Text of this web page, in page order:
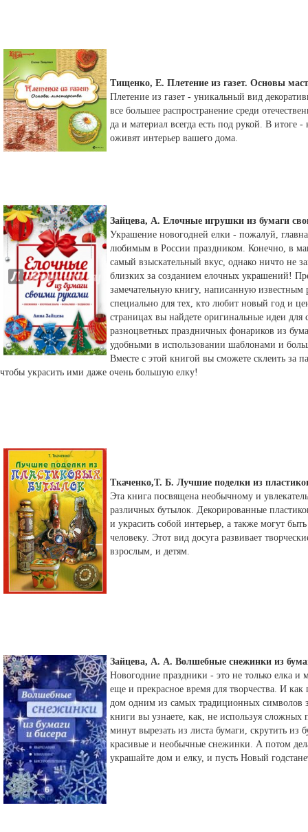
Тищенко, Е. Плетение из газет. Основы
Плетение из газет - уникальный вид
все большее распространение среди
да и материал всегда есть под рукой. В итоге
оживят интерьер вашего дома.
Зайцева, А. Елочные игрушки из бумаги
Украшение новогодней елки - пожалуй,
любимым в России праздником. Конечно, в
самый взыскательный вкус, однако ничто не
близких за созданием елочных украшений!
замечательную книгу, написанную
специально для тех, кто любит новый год и
страницах вы найдете оригинальные идеи
разноцветных праздничных фонариков из
удобными в использовании шаблонами и
Вместе с этой книгой вы сможете склеить за
чтобы украсить ими даже очень большую елку!
Ткаченко,Т. Б. Лучшие поделки из
Эта книга посвящена необычному и
различных бутылок. Декорированные
и украсить собой интерьер, а также могут
человеку. Этот вид досуга развивает
взрослым, и детям.
Зайцева, А. А. Волшебные снежинки из
Новогодние праздники - это не только елка
еще и прекрасное время для творчества. И
дом одним из самых традиционных символов
книги вы узнаете, как, не используя сложных
минут вырезать из листа бумаги, скрутить из
красивые и необычные снежинки. А потом
украшайте дом и елку, и пусть Новый